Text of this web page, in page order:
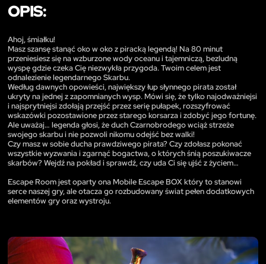
OPIS:
Ahoj, śmiałku!
Masz szansę stanąć oko w oko z piracką legendą! Na 80 minut
przeniesiesz się na wzburzone wody oceanu i tajemniczą, bezludną
wyspę gdzie czeka Cię niezwykła przygoda. Twoim celem jest
odnalezienie legendarnego Skarbu.
Według dawnych opowieści, największy łup słynnego pirata został
ukryty na jednej z zapomnianych wysp. Mówi się, że tylko najodważniejsi
i najsprytniejsi zdołają przejść przez serię pułapek, rozszyfrować
wskazówki pozostawione przez starego korsarza i zdobyć jego fortunę.
Ale uważaj… legenda głosi, że duch Czarnobrodego wciąż strzeże
swojego skarbu i nie pozwoli nikomu odejść bez walki!
Czy masz w sobie ducha prawdziwego pirata? Czy zdołasz pokonać
wszystkie wyzwania i zgarnąć bogactwa, o których śnią poszukiwacze
skarbów? Wejdź na pokład i sprawdź, czy uda Ci się ujść z życiem…
Escape Room jest oparty ona Mobile Escape BOX który to stanowi
serce naszej gry, ale otacza go rozbudowany świat pełen dodatkowych
elementów gry oraz wystroju.